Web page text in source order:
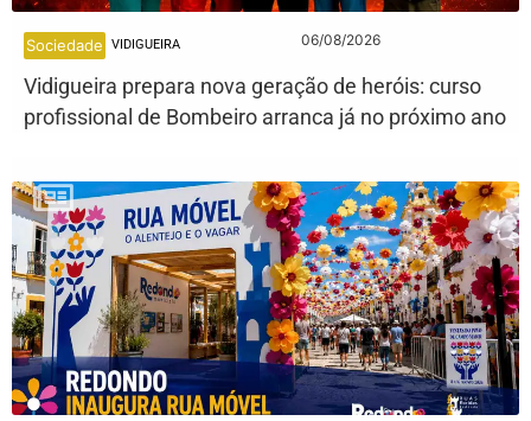
Sociedade VIDIGUEIRA 06/08/2026
Vidigueira prepara nova geração de heróis: curso
profissional de Bombeiro arranca já no próximo ano